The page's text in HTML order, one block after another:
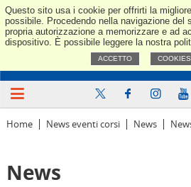
Questo sito usa i cookie per offrirti la
possibile. Procedendo nella navigazione del
propria autorizzazione a memorizzare e ad
dispositivo. È possibile leggere la nostra
ACCETTO
Home News eventi corsi News
News